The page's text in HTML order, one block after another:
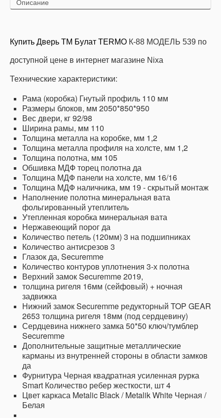
Описание
Купить Дверь ТМ Булат TERMO К-88 МОДЕЛЬ 539 по
доступной цене в интернет магазине Nixa
Технические характеристики:
Рама (коробка) Гнутый профиль 110 мм
Размеры блоков, мм 2050*850*950
Вес двери, кг 92/98
Ширина рамы, мм 110
Толщина металла на коробке, мм 1,2
Толщина металла профиля на холсте, мм 1,2
Толщина полотна, мм 105
Обшивка МДФ торец полотна да
Толщина МДФ панели на холсте, мм 16/16
Толщина МДФ наличника, мм 19 - скрытый монтаж
Наполнение полотна минеральная вата
фольгированный утеплитель
Утепленная коробка минеральная вата
Нержавеющий порог да
Количество петель (120мм) 3 на подшипниках
Количество антисрезов 3
Глазок да, Securemme
Количество контуров уплотнения 3-х полотна
Верхний замок Securemme 2019,
толщина ригеля 16мм (сейфовый) + ночная
задвижка
Нижний замок Securemme редукторный TOP GEAR
2653 толщина ригеля 18мм (под сердцевину)
Сердцевина нижнего замка 50*50 ключ/тумблер
Securemme
Дополнительные защитные металлические
карманы из внутренней стороны в области замков
да
Фурнитура Черная квадратная усиленная рурка
Smart Количество ребер жесткости, шт 4
Цвет каркаса Metalic Black / Metalik White Черная /
Белая